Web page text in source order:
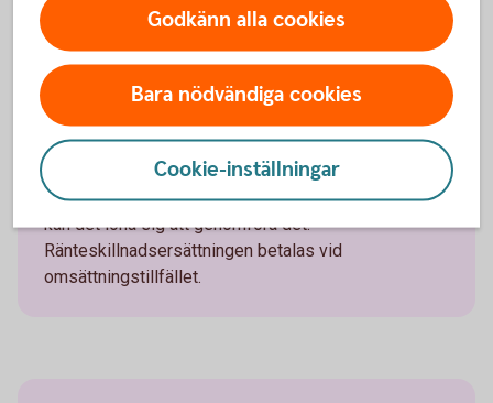
Förtidsomsättning
Om ni har ett gammalt lån i Swedbank Hypotek som
är bundet ännu en tid med högre ränta än den som
råder på marknaden idag, kan det löna sig att
förtidsomsätta lånet. När lånet förtidsomsätts
uppstår en extra kostnad, så kallad
ränteskillnadsersättning. Trots denna extra kostnad
kan det löna sig att genomföra det.
Ränteskillnadsersättningen betalas vid
omsättningstillfället.
Godkänn alla cookies
Bara nödvändiga cookies
Cookie-inställningar